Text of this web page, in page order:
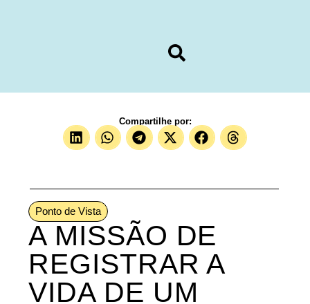
Compartilhe por:
Ponto de Vista
A MISSÃO DE
REGISTRAR A
VIDA DE UM